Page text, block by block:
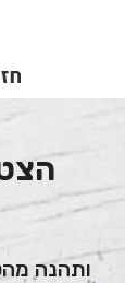
ותהנה